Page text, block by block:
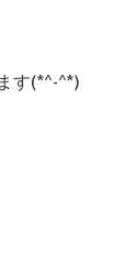
す(*^-^*)